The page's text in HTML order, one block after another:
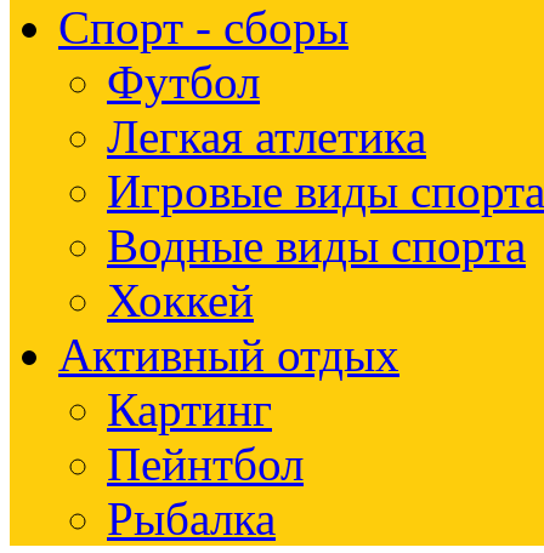
Спорт - сборы
Футбол
Легкая атлетика
Игровые виды спорта
Водные виды спорта
Хоккей
Активный отдых
Картинг
Пейнтбол
Рыбалка